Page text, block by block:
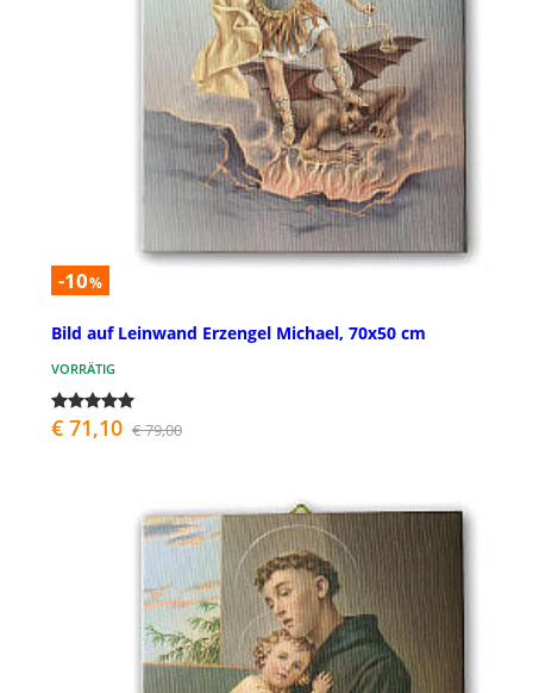
-10%
Bild auf Leinwand Erzengel Michael, 70x50 cm
VORRÄTIG
€ 71,10 € 79,00